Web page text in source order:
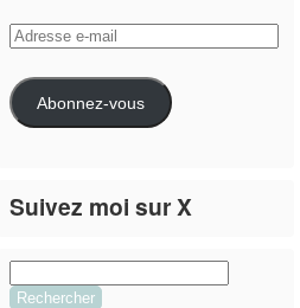
Adresse
e-
mail
Abonnez-vous
Suivez moi sur X